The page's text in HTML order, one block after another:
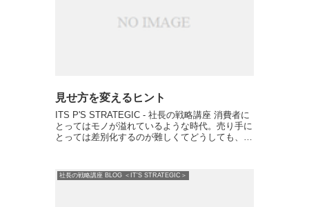
見せ方を変えるヒント
ITS P'S STRATEGIC - 社長の戦略講座 消費者に
とってはモノが溢れているような時代。売り手に
とっては差別化するのが難しくてどうしても、価
し...
社長の戦略講座 BLOG ＜IT'S STRATEGIC＞